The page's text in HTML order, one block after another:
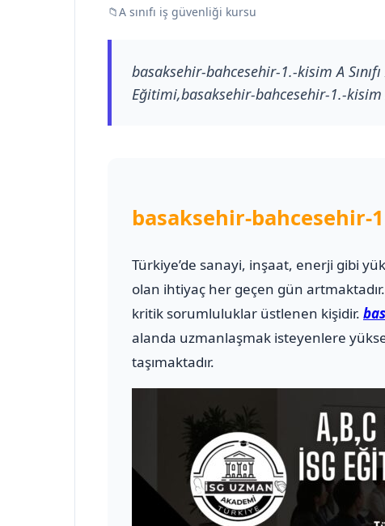
📁A sınıfı iş güvenliği kursu
basaksehir-bahcesehir-1.-kisim A
Eğitimi,basaksehir-bahcesehir-1.-kisim A
basaksehir-bahcesehir-
Türkiye’de sanayi, inşaat, enerji gibi
olan ihtiyaç her geçen gün
kritik sorumluluklar üstlenen kişidir.
alanda uzmanlaşmak isteyenlere
taşımaktadır.